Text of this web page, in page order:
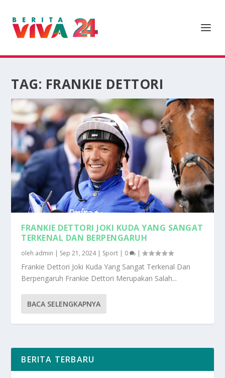
TAG: FRANKIE DETTORI
FRANKIE DETTORI JOKI KUDA YANG SANGAT
TERKENAL DAN BERPENGARUH
oleh admin | Sep 21, 2024| Sport | 0 |
Frankie Dettori Joki Kuda Yang Sangat Terkenal Dan
Berpengaruh Frankie Dettori Merupakan Salah...
BACA SELENGKAPNYA
BERITA TERBARU